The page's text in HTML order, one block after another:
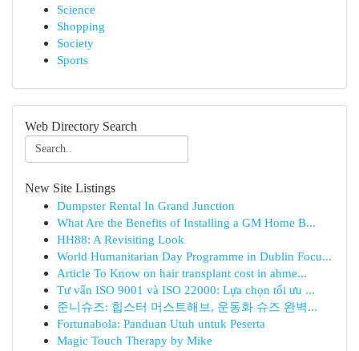
Science
Shopping
Society
Sports
Web Directory Search
New Site Listings
Dumpster Rental In Grand Junction
What Are the Benefits of Installing a GM Home B...
HH88: A Revisiting Look
World Humanitarian Day Programme in Dublin Focu...
Article To Know on hair transplant cost in ahme...
Tư vấn ISO 9001 và ISO 22000: Lựa chọn tối ưu ...
준니슈즈: 힙스터 머스트해브, 운동화 슈즈 완벽...
Fortunabola: Panduan Utuh untuk Peserta
Magic Touch Therapy by Mike